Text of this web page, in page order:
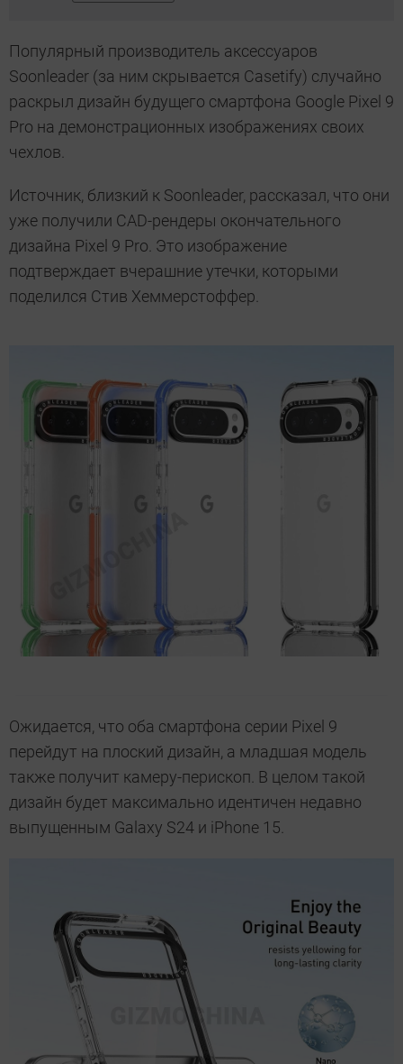
Популярный производитель аксессуаров
Soonleader (за ним скрывается Casetify) случайно
раскрыл дизайн будущего смартфона Google Pixel 9
Pro на демонстрационных изображениях своих
чехлов.
Источник, близкий к Soonleader, рассказал, что они
уже получили CAD-рендеры окончательного
дизайна Pixel 9 Pro. Это изображение
подтверждает вчерашние утечки, которыми
поделился Стив Хеммерстоффер.
Ожидается, что оба смартфона серии Pixel 9
перейдут на плоский дизайн, а младшая модель
также получит камеру-перископ. В целом такой
дизайн будет максимально идентичен недавно
выпущенным Galaxy S24 и iPhone 15.